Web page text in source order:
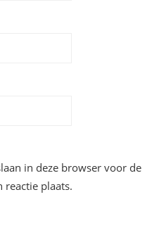
in deze browser voor de
reactie plaats.